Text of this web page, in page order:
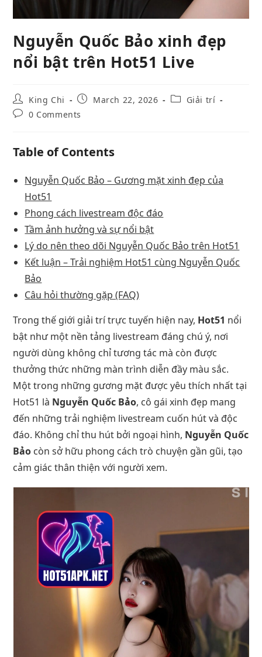
Nguyễn Quốc Bảo xinh đẹp
nổi bật trên Hot51 Live
King Chi March 22, 2026
Giải trí
0 Comments
Table of Contents
Nguyễn Quốc Bảo – Gương mặt xinh đẹp của
Hot51
Phong cách livestream độc đáo
Tầm ảnh hưởng và sự nổi bật
Lý do nên theo dõi Nguyễn Quốc Bảo trên Hot51
Kết luận – Trải nghiệm Hot51 cùng Nguyễn Quốc
Bảo
Câu hỏi thường gặp (FAQ)
Trong thế giới giải trí trực tuyến hiện nay, Hot51 nổi
bật như một nền tảng livestream đáng chú ý, nơi
người dùng không chỉ tương tác mà còn được
thưởng thức những màn trình diễn đầy màu sắc.
Một trong những gương mặt được yêu thích nhất tại
Hot51 là Nguyễn Quốc Bảo, cô gái xinh đẹp mang
đến những trải nghiệm livestream cuốn hút và độc
đáo. Không chỉ thu hút bởi ngoại hình, Nguyễn Quốc
Bảo còn sở hữu phong cách trò chuyện gần gũi, tạo
cảm giác thân thiện với người xem.